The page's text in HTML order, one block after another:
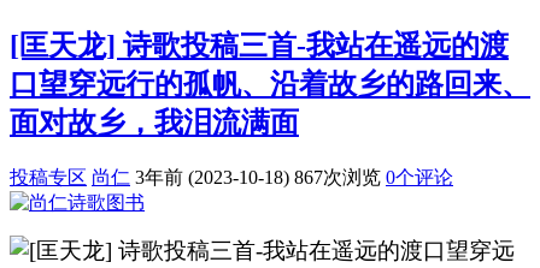
[匡天龙] 诗歌投稿三首-我站在遥远的渡
口望穿远行的孤帆、沿着故乡的路回来、
面对故乡，我泪流满面
投稿专区 尚仁 3年前 (2023-10-18) 867次浏览 0个评论